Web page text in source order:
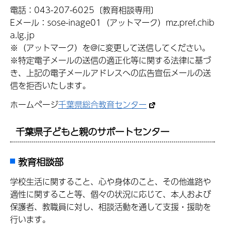
電話：043-207-6025〔教育相談専用〕
Eメール：sose-inage01（アットマーク）mz.pref.chib
a.lg.jp
※（アットマーク）を@に変更して送信してください。
※特定電子メールの送信の適正化等に関する法律に基づ
き、上記の電子メールアドレスへの広告宣伝メールの送
信を拒否いたします。
ホームページ千葉県総合教育センター
千葉県子どもと親のサポートセンター
教育相談部
学校生活に関すること、心や身体のこと、その他進路や
適性に関すること等、個々の状況に応じて、本人および
保護者、教職員に対し、相談活動を通して支援・援助を
行います。